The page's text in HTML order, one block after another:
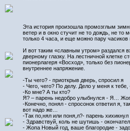
Эта история произошла промозглым
ветер и в окно стучит не то дождь, не
только 4 часа, и еще можно пару часиков
И вот таким «славным утром» раздался
дверному глазку. На лестничной клетке
пионерлагеря «Восход», только без
внутреннее напряжение.
-Ты чего? - приоткрыв дверь, спросил я
- Чего, чего? По делу. Дело у меня к
-Ко мне? А ты кто?
Я? – парень недобро улыбнулся - Я…
-Конечно, понял - спросонок ответил я,
вот надо же…
-Так по,нял или поня,л?- парень
- Здравствуй, коль не шутишь -
- Жопа Новый год, ваше благородие -